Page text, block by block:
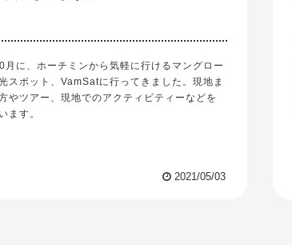
に、ホーチミンから気軽に行けるマングロー
スポット、VamSatに行ってきました。現地ま
やツアー、現地でのアクティビティーなどを
ます。
2021/05/03